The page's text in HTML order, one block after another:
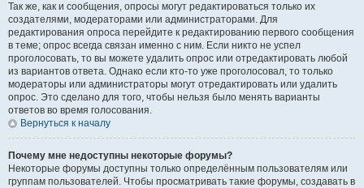
Так же, как и сообщения, опросы могут редактироваться только их
создателями, модераторами или администраторами. Для
редактирования опроса перейдите к редактированию первого сообщения
в теме; опрос всегда связан именно с ним. Если никто не успел
проголосовать, то вы можете удалить опрос или отредактировать любой
из вариантов ответа. Однако если кто-то уже проголосовал, то только
модераторы или администраторы могут отредактировать или удалить
опрос. Это сделано для того, чтобы нельзя было менять варианты
ответов во время голосования.
Вернуться к началу
Почему мне недоступны некоторые форумы?
Некоторые форумы доступны только определённым пользователям или
группам пользователей. Чтобы просматривать такие форумы, создавать в